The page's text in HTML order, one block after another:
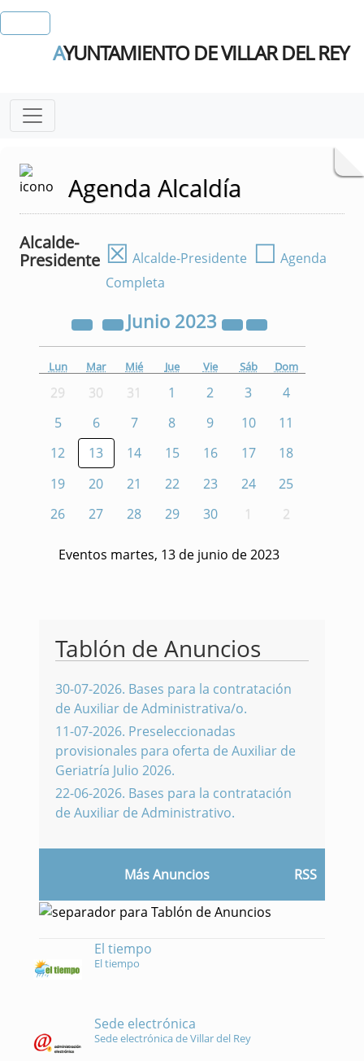
AYUNTAMIENTO DE VILLAR DEL REY
Agenda Alcaldía
Alcalde-
Presidente ☒ Alcalde-Presidente ☐ Agenda
Completa
Junio 2023
Lun Mar Mié Jue Vie Sáb Dom
29 30 31 1 2 3
4
5
6 7 8 9 10
11
12
13 14 15 16 17
18
19
20 21 22 23 24
25
26
27 28 29 30 1 2
Eventos martes, 13 de junio de 2023
Tablón de Anuncios
30-07-2026. Bases para la contratación
de Auxiliar de Administrativa/o.
11-07-2026. Preseleccionadas
provisionales para oferta de Auxiliar de
Geriatría Julio 2026.
22-06-2026. Bases para la contratación
de Auxiliar de Administrativo.
Más Anuncios RSS
El tiempo
El tiempo
Sede electrónica
Sede electrónica de Villar del Rey